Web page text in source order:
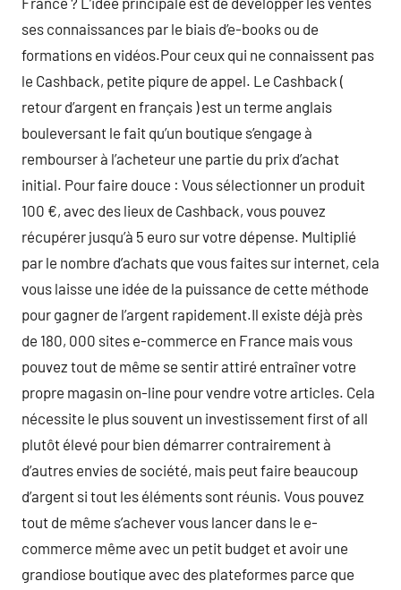
ses connaissances par le biais d’e-books ou de
formations en vidéos.Pour ceux qui ne connaissent pas
le Cashback, petite piqure de appel. Le Cashback (
retour d’argent en français ) est un terme anglais
bouleversant le fait qu’un boutique s’engage à
rembourser à l’acheteur une partie du prix d’achat
initial. Pour faire douce : Vous sélectionner un produit
100 €, avec des lieux de Cashback, vous pouvez
récupérer jusqu’à 5 euro sur votre dépense. Multiplié
par le nombre d’achats que vous faites sur internet, cela
vous laisse une idée de la puissance de cette méthode
pour gagner de l’argent rapidement.Il existe déjà près
de 180, 000 sites e-commerce en France mais vous
pouvez tout de même se sentir attiré entraîner votre
propre magasin on-line pour vendre votre articles. Cela
nécessite le plus souvent un investissement first of all
plutôt élevé pour bien démarrer contrairement à
d’autres envies de société, mais peut faire beaucoup
d’argent si tout les éléments sont réunis. Vous pouvez
tout de même s’achever vous lancer dans le e-
commerce même avec un petit budget et avoir une
grandiose boutique avec des plateformes parce que